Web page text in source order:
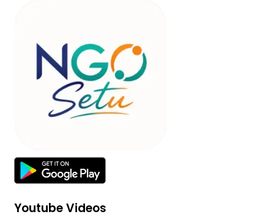
Youtube Videos